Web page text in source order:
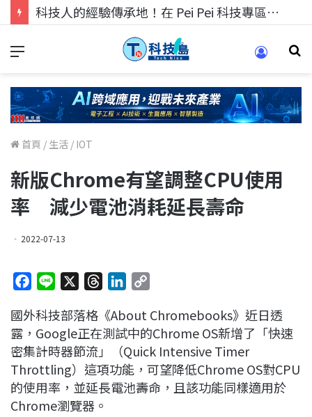
科技人找工作，就到TECH+ 科技專區!
首頁 / 生活 / IOT
新版Chrome有望調整CPU使用
率 減少電池消耗延長壽命
2022-07-13
c
e
b
o
o
k
n
e
r
e
a
d
s
n
k
e
d
I
p
y
L
i
n
國外科技部落格《About Chromebooks》近日透
露，Google正在測試中的Chrome OS新增了「快速
密集計時器節流」（Quick Intensive Timer
Throttling）這項功能，可望降低Chrome OS對CPU
的使用率，並延長電池壽命，且該功能同樣適用於
Chrome瀏覽器。